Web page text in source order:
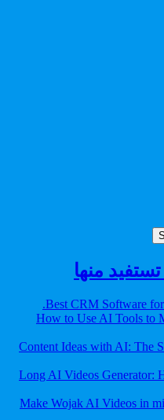
منها
Best CRM Software
How to Use AI Tools to
Content Ideas with AI: The
Long AI Videos Generator:
Make Wojak AI Videos in